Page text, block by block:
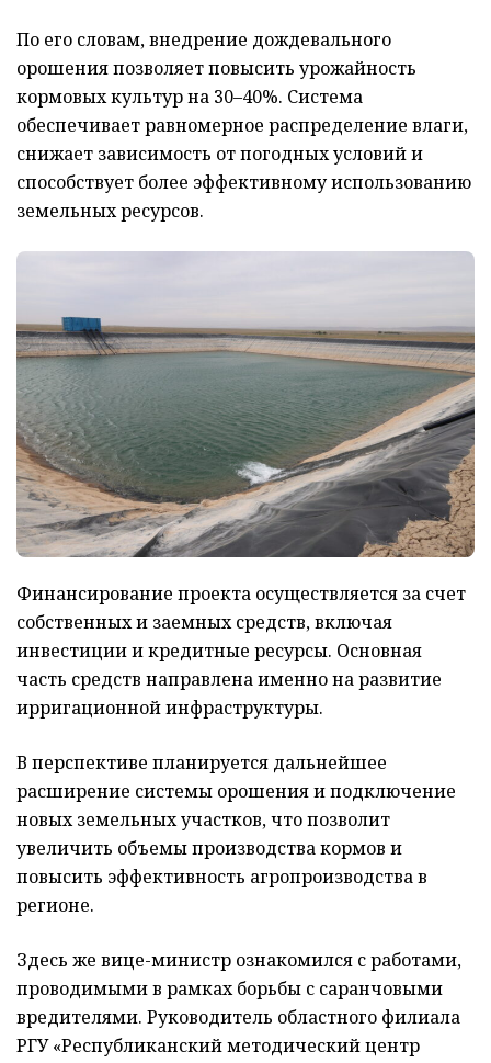
По его словам, внедрение дождевального
орошения позволяет повысить урожайность
кормовых культур на 30–40%. Система
обеспечивает равномерное распределение влаги,
снижает зависимость от погодных условий и
способствует более эффективному использованию
земельных ресурсов.
Финансирование проекта осуществляется за счет
собственных и заемных средств, включая
инвестиции и кредитные ресурсы. Основная
часть средств направлена именно на развитие
ирригационной инфраструктуры.
В перспективе планируется дальнейшее
расширение системы орошения и подключение
новых земельных участков, что позволит
увеличить объемы производства кормов и
повысить эффективность агропроизводства в
регионе.
Здесь же вице-министр ознакомился с работами,
проводимыми в рамках борьбы с саранчовыми
вредителями. Руководитель областного филиала
РГУ «Республиканский методический центр